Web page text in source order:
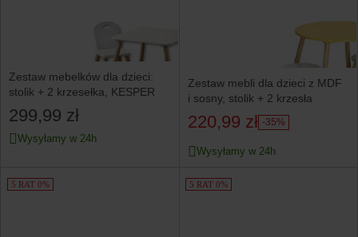
Zestaw mebelków dla dzieci:
stolik + 2 krzesełka, KESPER
299,99 zł
Wysyłamy w 24h
Zestaw mebli dla dzieci z MDF
i sosny, stolik + 2 krzesła
220,99 zł -35%
Wysyłamy w 24h
5 RAT 0% 5 RAT 0%